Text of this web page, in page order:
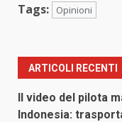
Tags: Opinioni
ARTICOLI RECENTI
Il video del pilota
Indonesia: